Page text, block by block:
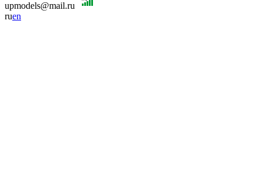
upmodels@mail.ru
ruen